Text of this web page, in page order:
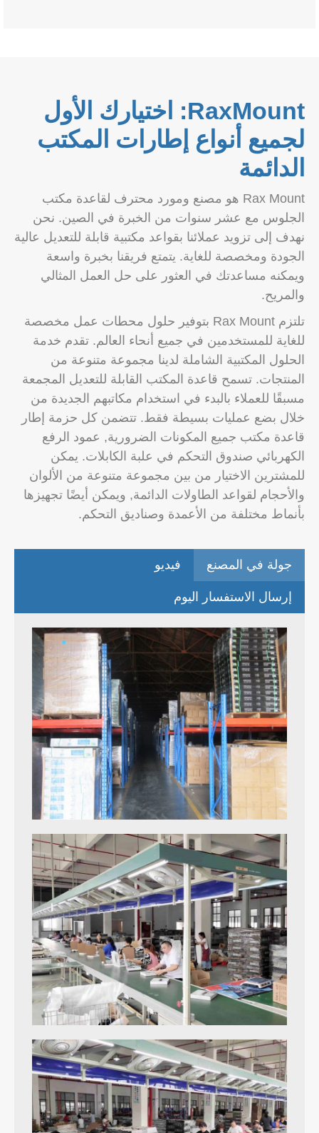
RaxMount: اختيارك الأول
لجميع أنواع إطارات المكتب
الدائمة
Rax Mount هو مصنع ومورد محترف لقاعدة مكتب
الجلوس مع عشر سنوات من الخبرة في الصين. نحن
نهدف إلى تزويد عملائنا بقواعد مكتبية قابلة للتعديل عالية
الجودة ومخصصة للغاية. يتمتع فريقنا بخبرة واسعة
ويمكنه مساعدتك في العثور على حل العمل المثالي
والمريح.
تلتزم Rax Mount بتوفير حلول محطات عمل مخصصة
للغاية للمستخدمين في جميع أنحاء العالم. تقدم خدمة
الحلول المكتبية الشاملة لدينا مجموعة متنوعة من
المنتجات. تسمح قاعدة المكتب القابلة للتعديل المجمعة
مسبقًا للعملاء بالبدء في استخدام مكاتبهم الجديدة من
خلال بضع عمليات بسيطة فقط. تتضمن كل حزمة إطار
قاعدة مكتب جميع المكونات الضرورية, عمود الرفع
الكهربائي صندوق التحكم في علبة الكابلات. يمكن
للمشترين الاختيار من بين مجموعة متنوعة من الألوان
والأحجام لقواعد الطاولات الدائمة, ويمكن أيضًا تجهيزها
بأنماط مختلفة من الأعمدة وصناديق التحكم.
جولة في المصنع فيديو
إرسال الاستفسار اليوم